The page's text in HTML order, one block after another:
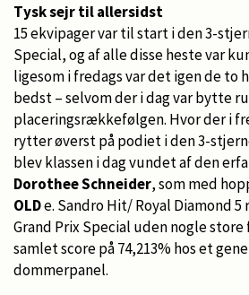
Tysk sejr til allersidst
15 ekvipager var til start i den 3-
Special, og af alle disse heste var
ligesom i fredags var det igen de to
bedst – selvom der i dag var bytte
placeringsrækkefølgen. Hvor der i
rytter øverst på podiet i den 3-
blev klassen i dag vundet af den
Dorothee Schneider, som med
OLDe. Sandro Hit/ Royal Diamond
Grand Prix Special uden nogle store
samlet score på 74,213% hos et
dommerpanel.